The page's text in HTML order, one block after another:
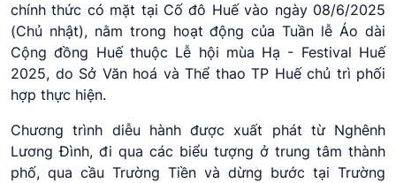
chính thức có mặt tại Cố đô Huế vào ngày 08/6/2025
(Chủ nhật), nằm trong hoạt động của Tuần lễ Áo dài
Cộng đồng Huế thuộc Lễ hội mùa Hạ - Festival Huế
2025, do Sở Văn hoá và Thể thao TP Huế chủ trì phối
hợp thực hiện.
Chương trình diễu hành được xuất phát từ Nghênh
Lương Đình, đi qua các biểu tượng ở trung tâm thành
phố, qua cầu Trường Tiền và dừng bước tại Trường